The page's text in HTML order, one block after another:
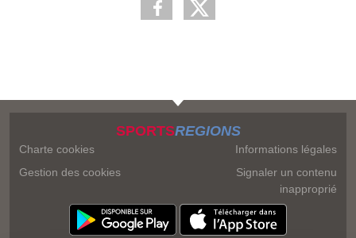
SPORTSREGIONS
Charte cookies
Gestion des cookies
Informations légales
Signaler un contenu
inapproprié